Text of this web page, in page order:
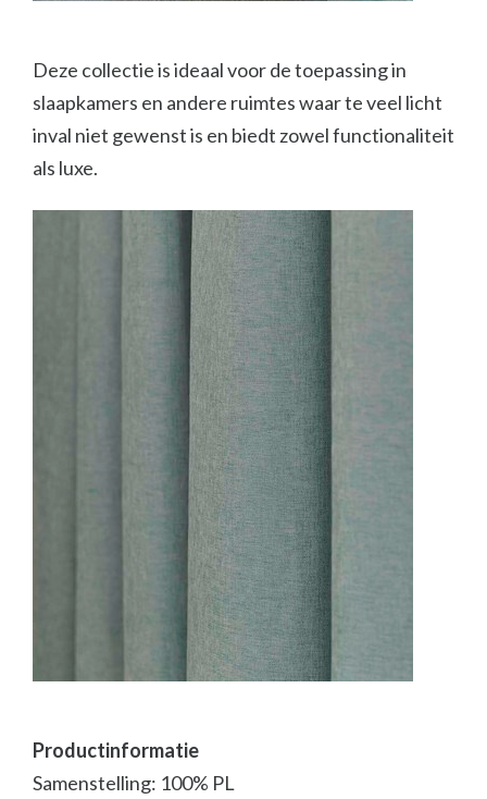
Deze collectie is ideaal voor de toepassing in
slaapkamers en andere ruimtes waar te veel licht
inval niet gewenst is en biedt zowel functionaliteit
als luxe.
Productinformatie
Samenstelling: 100% PL